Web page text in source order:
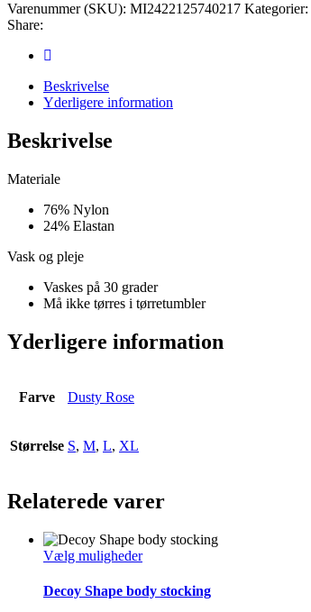
Varenummer (SKU): MI2422125740217 Kategorier:
Share:
Beskrivelse
Yderligere information
Beskrivelse
Materiale
76% Nylon
24% Elastan
Vask og pleje
Vaskes på 30 grader
Må ikke tørres i tørretumbler
Yderligere information
Farve Dusty Rose
Størrelse S, M, L, XL
Relaterede varer
Vælg mulighederDette
har
flere
Decoy Shape body stocking